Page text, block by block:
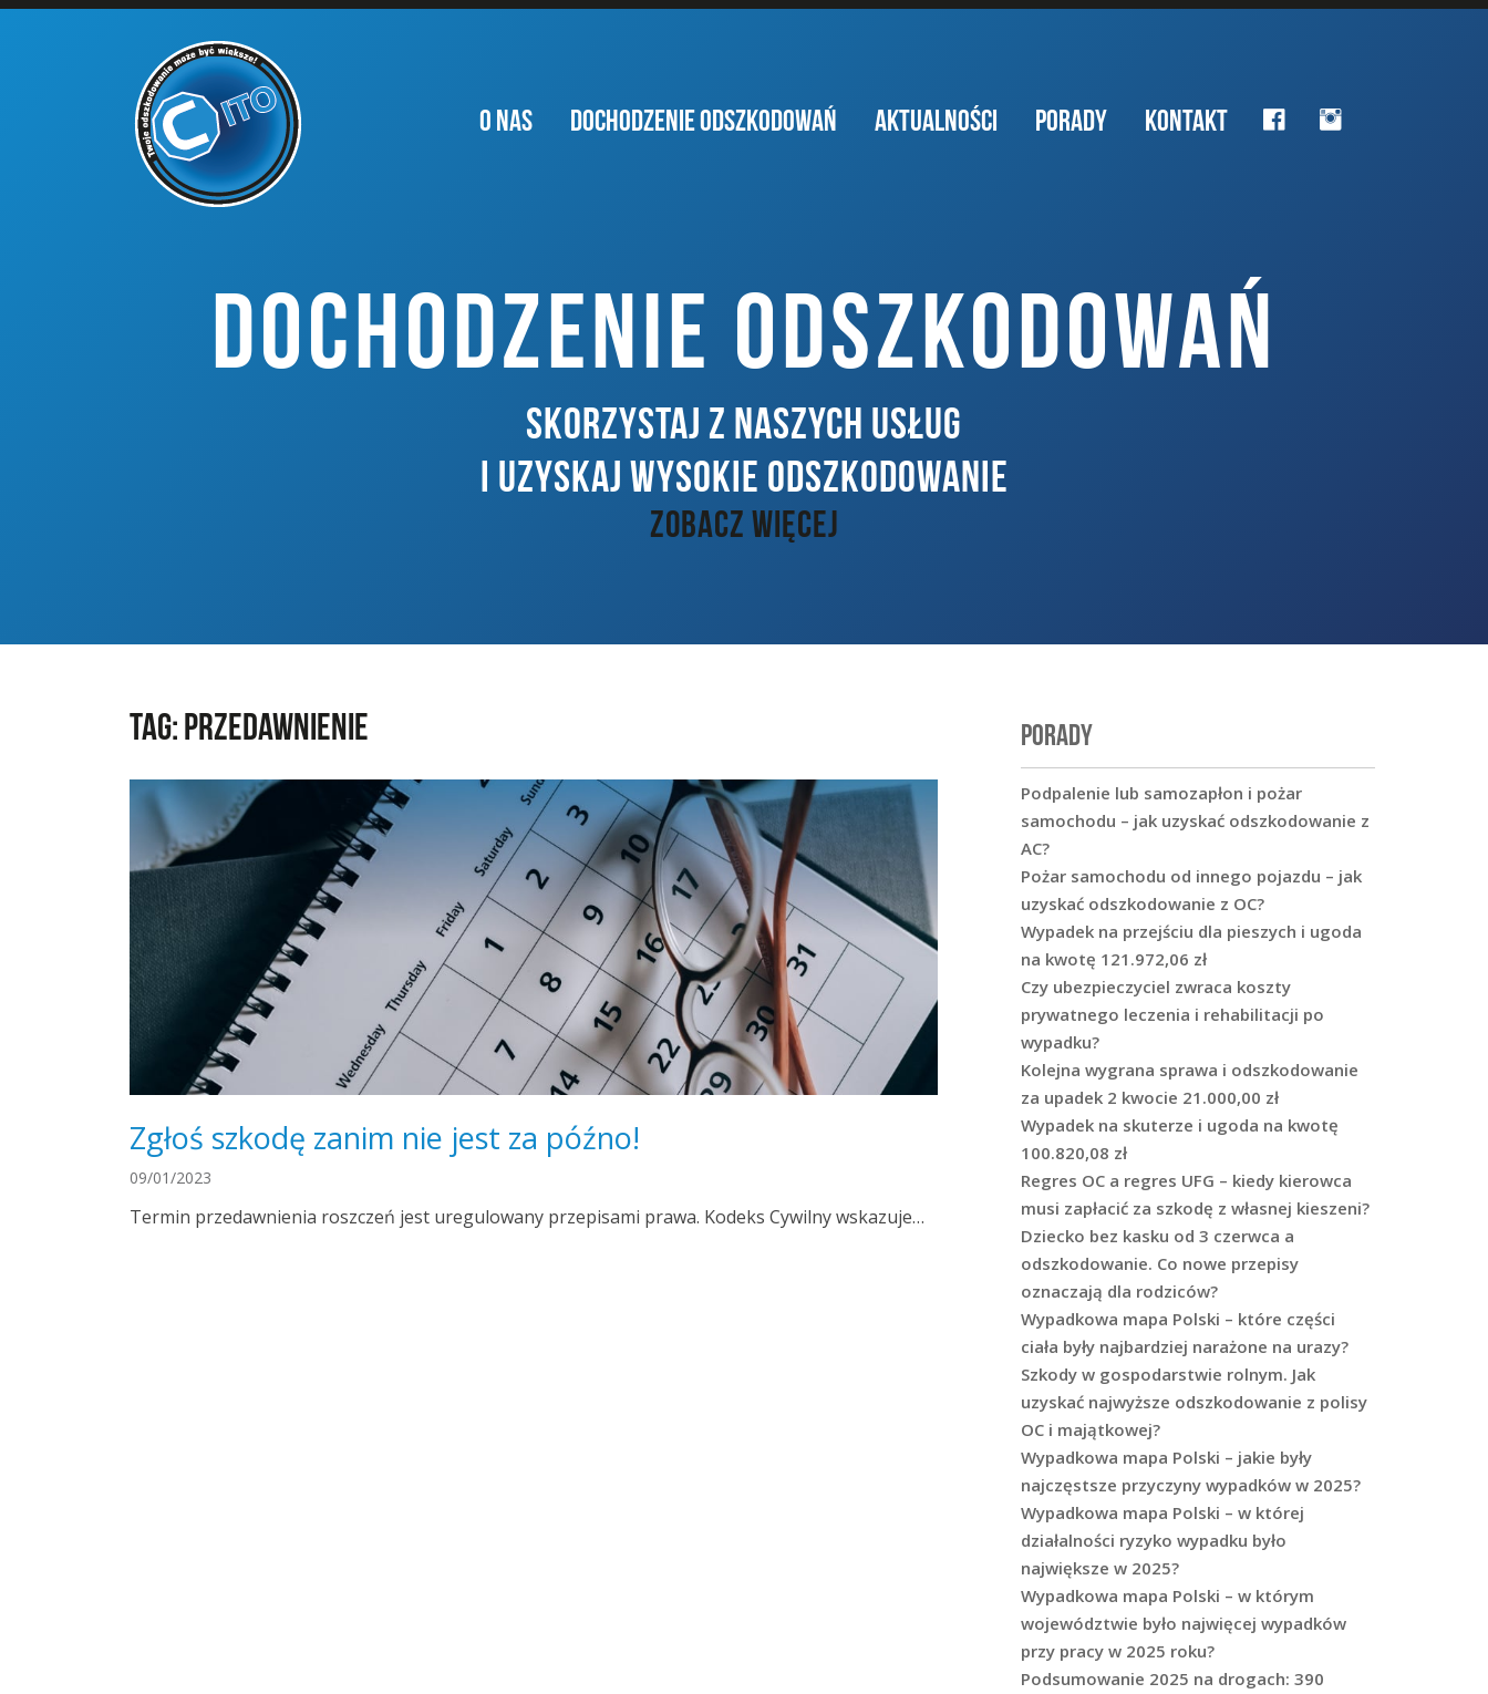
O NAS DOCHODZENIE ODSZKODOWAŃ AKTUALNOŚCI PORADY KONTAKT
DOCHODZENIE ODSZKODOWAŃ
SKORZYSTAJ Z NASZYCH USŁUG
I UZYSKAJ WYSOKIE ODSZKODOWANIE
ZOBACZ WIĘCEJ
Tag:przedawnienie
Zgłoś szkodę zanim nie jest za późno!
09/01/2023
Termin przedawnienia roszczeń jest uregulowany przepisami prawa. Kodeks Cywilny wskazuje…
PORADY
Podpalenie lub samozapłon i pożar
samochodu – jak uzyskać odszkodowanie z
AC?
Pożar samochodu od innego pojazdu – jak
uzyskać odszkodowanie z OC?
Wypadek na przejściu dla pieszych i ugoda
na kwotę 121.972,06 zł
Czy ubezpieczyciel zwraca koszty
prywatnego leczenia i rehabilitacji po
wypadku?
Kolejna wygrana sprawa i odszkodowanie
za upadek 2 kwocie 21.000,00 zł
Wypadek na skuterze i ugoda na kwotę
100.820,08 zł
Regres OC a regres UFG – kiedy kierowca
musi zapłacić za szkodę z własnej kieszeni?
Dziecko bez kasku od 3 czerwca a
odszkodowanie. Co nowe przepisy
oznaczają dla rodziców?
Wypadkowa mapa Polski – które części
ciała były najbardziej narażone na urazy?
Szkody w gospodarstwie rolnym. Jak
uzyskać najwyższe odszkodowanie z polisy
OC i majątkowej?
Wypadkowa mapa Polski – jakie były
najczęstsze przyczyny wypadków w 2025?
Wypadkowa mapa Polski – w której
działalności ryzyko wypadku było
największe w 2025?
Wypadkowa mapa Polski – w którym
województwie było najwięcej wypadków
przy pracy w 2025 roku?
Podsumowanie 2025 na drogach: 390